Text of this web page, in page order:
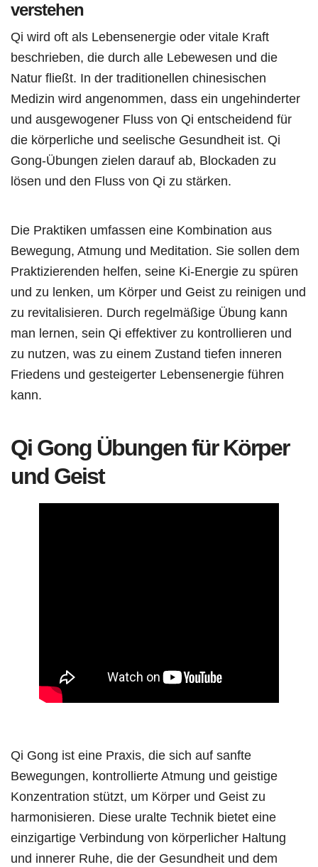
verstehen
Qi wird oft als Lebensenergie oder vitale Kraft
beschrieben, die durch alle Lebewesen und die
Natur fließt. In der traditionellen chinesischen
Medizin wird angenommen, dass ein ungehinderter
und ausgewogener Fluss von Qi entscheidend für
die körperliche und seelische Gesundheit ist. Qi
Gong-Übungen zielen darauf ab, Blockaden zu
lösen und den Fluss von Qi zu stärken.
Die Praktiken umfassen eine Kombination aus
Bewegung, Atmung und Meditation. Sie sollen dem
Praktizierenden helfen, seine Ki-Energie zu spüren
und zu lenken, um Körper und Geist zu reinigen und
zu revitalisieren. Durch regelmäßige Übung kann
man lernen, sein Qi effektiver zu kontrollieren und
zu nutzen, was zu einem Zustand tiefen inneren
Friedens und gesteigerter Lebensenergie führen
kann.
Qi Gong Übungen für Körper
und Geist
Qi Gong ist eine Praxis, die sich auf sanfte
Bewegungen, kontrollierte Atmung und geistige
Konzentration stützt, um Körper und Geist zu
harmonisieren. Diese uralte Technik bietet eine
einzigartige Verbindung von körperlicher Haltung
und innerer Ruhe, die der Gesundheit und dem